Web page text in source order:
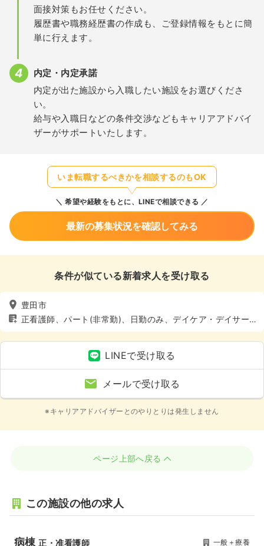
面接対策もお任せください。
履歴書や職務経歴書の作成も、ご登録情報をもとに簡
単に行えます。
内定・内定承諾
内定が出た施設から入職したい施設をお選びくださ
い。
給与や入職日などの条件交渉などもキャリアアドバイ
ザーがサポートいたします。
いま転職するべきかを相談するのもOK
希望や経験をもとに、LINEで相談できる
最新の募集状況を確認してみる
条件が似ている新着求人を受け取る
豊田市
正看護師、パート(非常勤)、日勤のみ、デイケア・デイサー
ビス、介護・福祉系、4週8休以上
LINEで受け取る
メールで受け取る
※キャリアアドバイザーとのやりとりは発生しません
ページ上部へ戻る
この施設の他の求人
病棟正・准看護師 一般＋療養